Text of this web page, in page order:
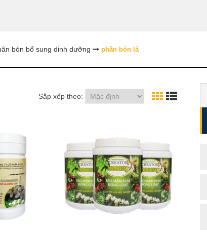
bón bổ sung dinh dưỡng phân bón lá
Sắp xếp theo: